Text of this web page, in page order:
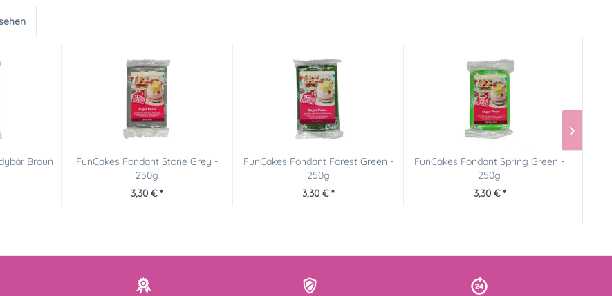
Braun
FunCakes Fondant Stone Grey -
250g
3,30 € *
FunCakes Fondant Forest Green -
250g
3,30 € *
FunCakes Fondant Spring Green -
250g
3,30 € *